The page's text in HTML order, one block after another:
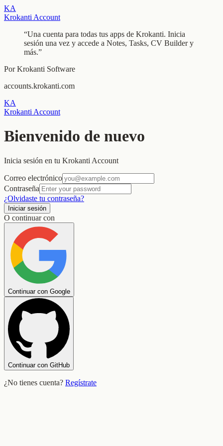
KA
Krokanti Account
“Una cuenta para todas tus apps de Krokanti. Inicia
sesión una vez y accede a Notes, Tasks, CV Builder y
más.”
Por Krokanti Software
accounts.krokanti.com
KA
Krokanti Account
Bienvenido de nuevo
Inicia sesión en tu Krokanti Account
Correo electrónico
Contraseña
¿Olvidaste tu contraseña?
Iniciar sesión
O continuar con
Continuar con Google
Continuar con GitHub
¿No tienes cuenta? Regístrate